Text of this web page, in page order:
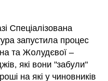
Спеціалізована
запустила процес
та Жолудєвої –
які вони "забули"
на які у чиновників